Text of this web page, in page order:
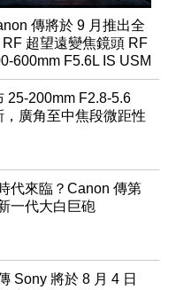
傳將於 9 月推出全
RF 超望遠變焦鏡頭 RF
600mm F5.6L IS USM
25-200mm F2.8-5.6
，廣角至中焦段微距性
代來臨？Canon 傳第
一代大白巨砲
Sony 將於 8 月 4 日